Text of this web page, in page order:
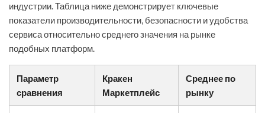
индустрии. Таблица ниже демонстрирует ключевые
показатели производительности, безопасности и удобства
сервиса относительно среднего значения на рынке
подобных платформ.
Параметр
сравнения
Кракен
Маркетплейс
Среднее по
рынку